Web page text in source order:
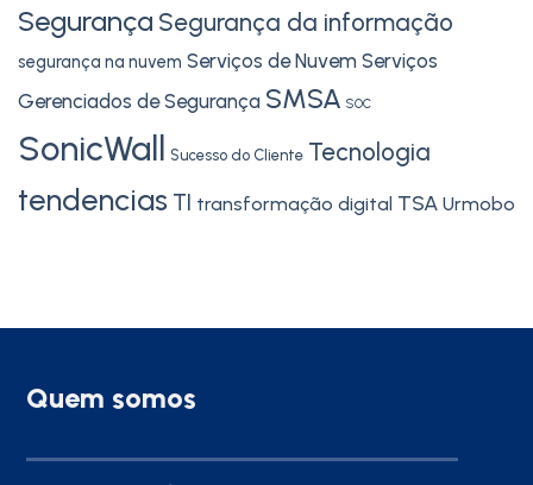
Segurança Segurança da informação
segurança na nuvem Serviços de Nuvem Serviços
Gerenciados de Segurança SMSA SOC
SonicWall Sucesso do Cliente Tecnologia
tendencias TI transformação digital TSA Urmobo
Quem somos